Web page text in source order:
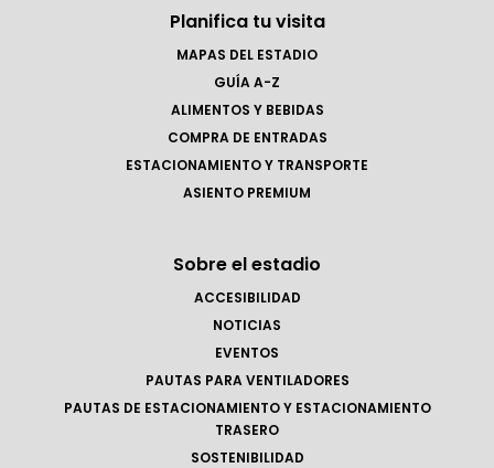
Planifica tu visita
MAPAS DEL ESTADIO
GUÍA A-Z
ALIMENTOS Y BEBIDAS
COMPRA DE ENTRADAS
ESTACIONAMIENTO Y TRANSPORTE
ASIENTO PREMIUM
Sobre el estadio
ACCESIBILIDAD
NOTICIAS
EVENTOS
PAUTAS PARA VENTILADORES
PAUTAS DE ESTACIONAMIENTO Y ESTACIONAMIENTO
TRASERO
SOSTENIBILIDAD